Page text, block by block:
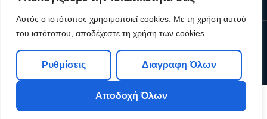
Αυτός ο ιστότοπος χρησιμοποιεί cookies. Με τη χρήση αυτού
του ιστότοπου, αποδέχεστε τη χρήση των cookies.
Ρυθμίσεις Διαγραφη Όλων
Αποδοχή Όλων
Shop My Account Search Cart
Wishlist
Copyright © 2026Levelcom| Powered by Levelcom